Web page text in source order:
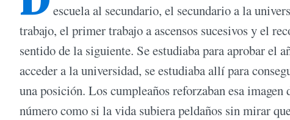
escuela al secundario, el secundario a la
trabajo, el primer trabajo a ascensos sucesivos y el
sentido de la siguiente. Se estudiaba para aprobar el
acceder a la universidad, se estudiaba allí para
una posición. Los cumpleaños reforzaban esa
número como si la vida subiera peldaños sin mirar